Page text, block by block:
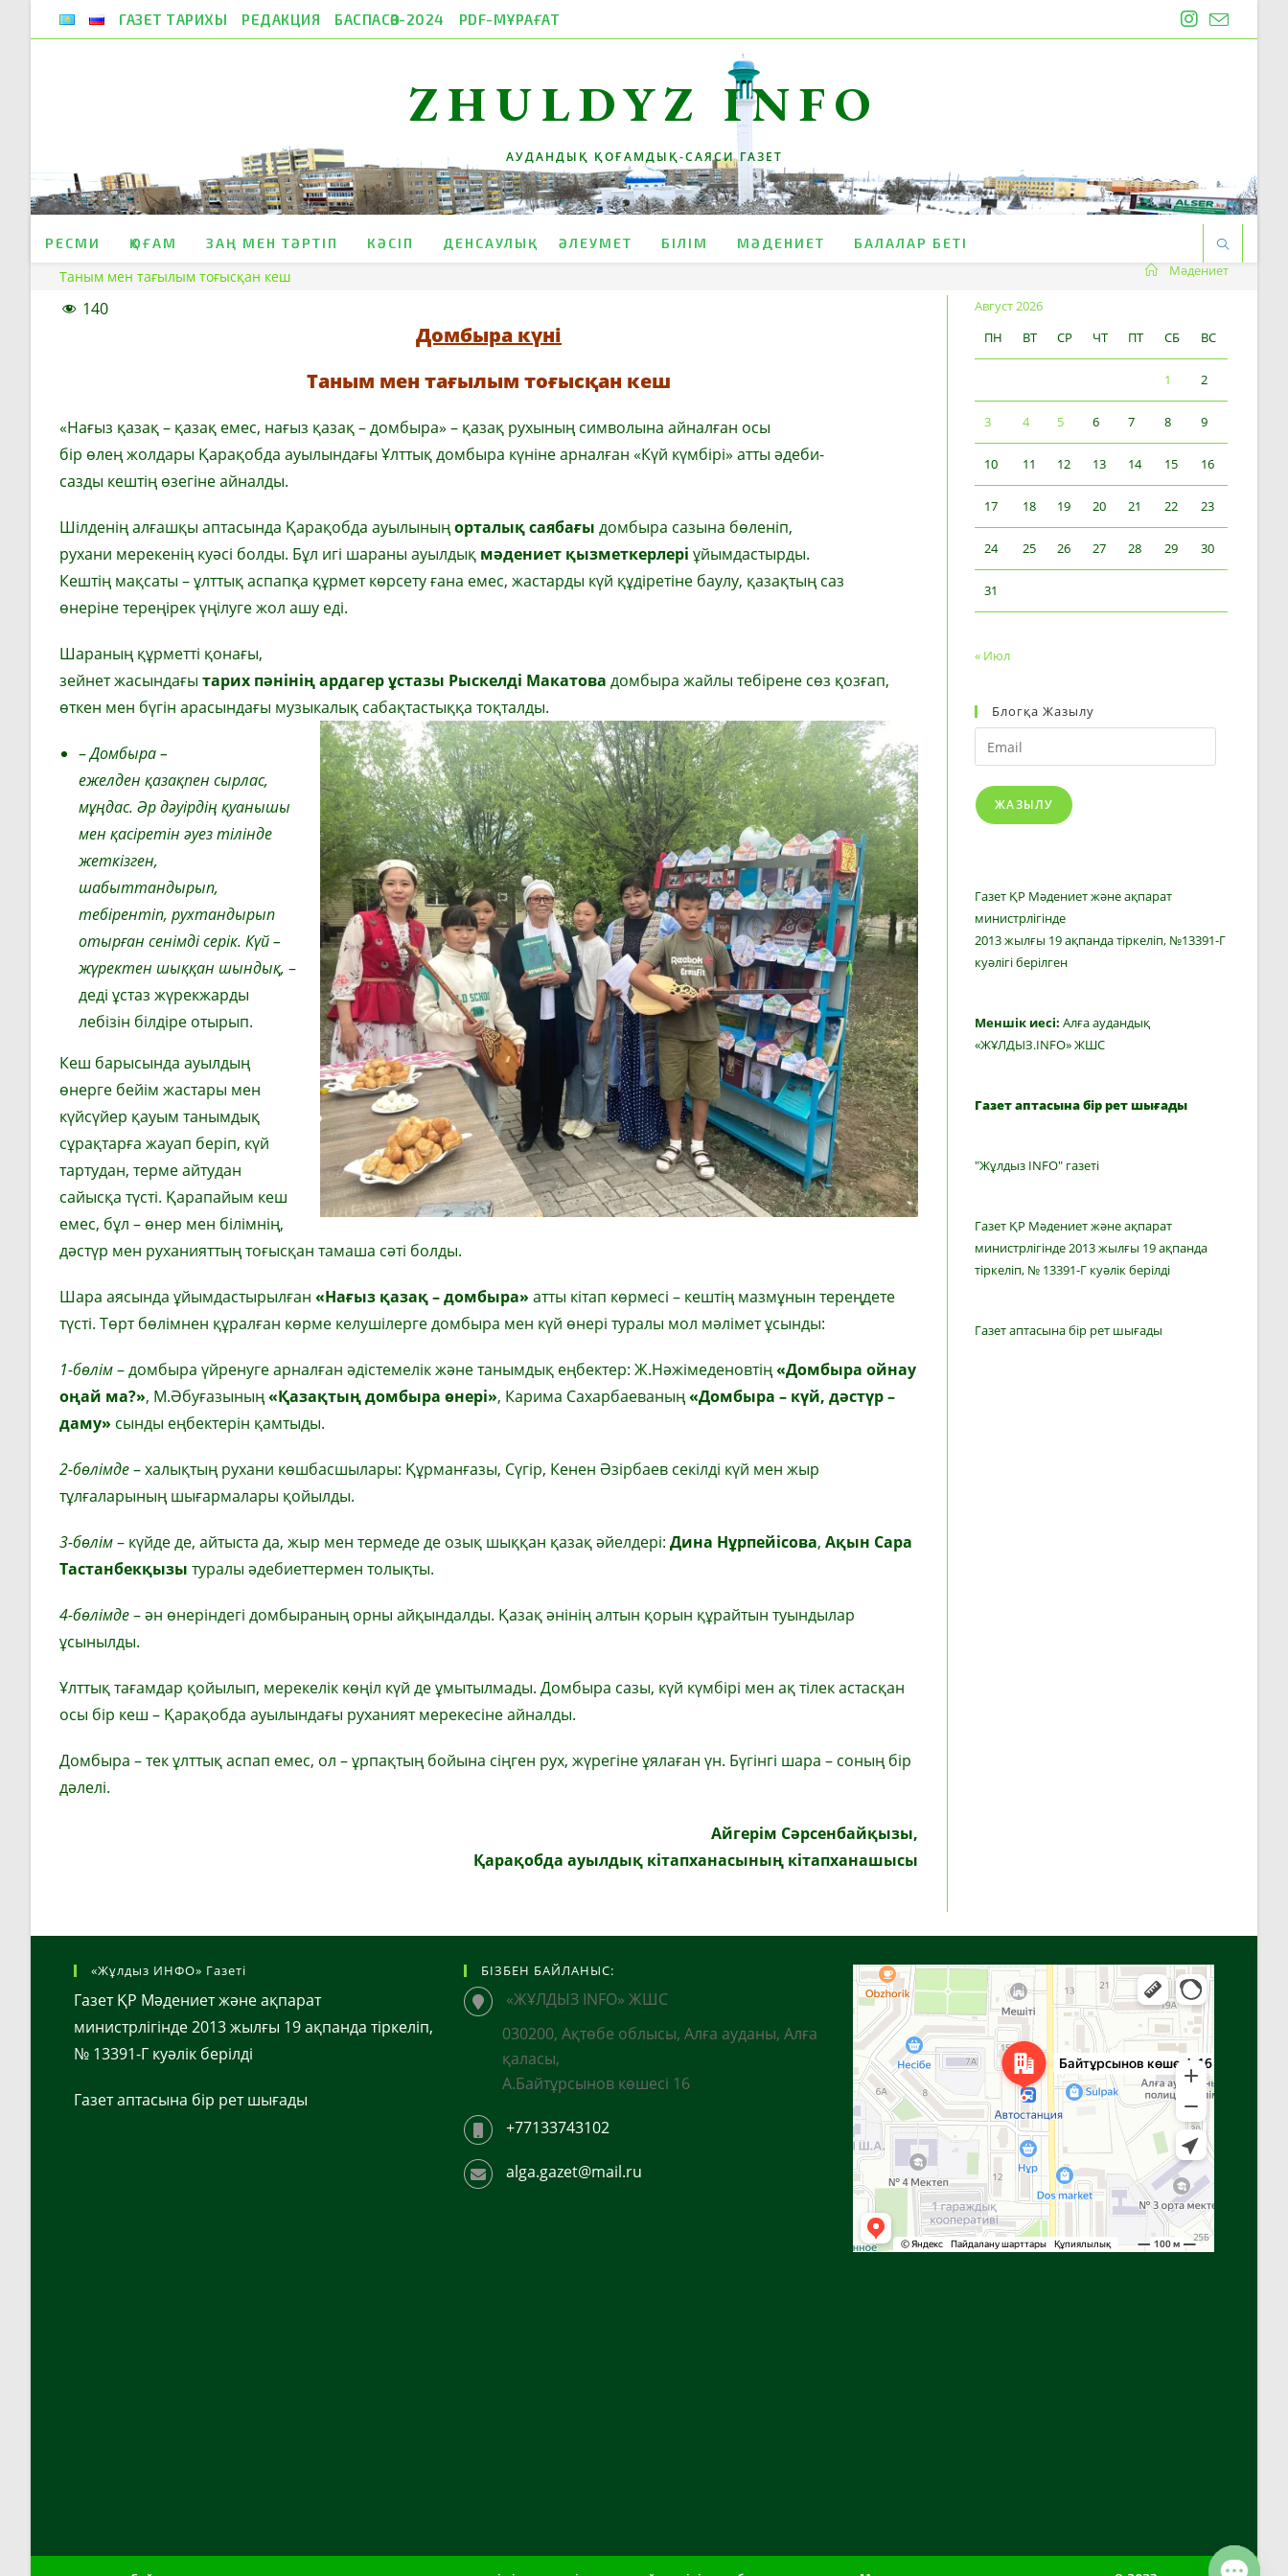
ГАЗЕТ ТАРИХЫ РЕДАКЦИЯ БАСПАСӨЗ-2024 PDF-МҰРАҒАТ
ZHULDYZ INFO
АУДАНДЫҚ ҚОҒАМДЫҚ-САЯСИ ГАЗЕТ
РЕСМИ ҚОҒАМ ЗАҢ МЕН ТӘРТІП КӘСІП ДЕНСАУЛЫҚ ӘЛЕУМЕТ БІЛІМ МӘДЕНИЕТ БАЛАЛАР БЕТІ
Таным мен тағылым тоғысқан кеш Мәдениет
140
Домбыра күні
Таным мен тағылым тоғысқан кеш
«Нағыз қазақ – қазақ емес, нағыз қазақ – домбыра» – қазақ рухының символына айналған осы
бір өлең жолдары Қарақобда ауылындағы Ұлттық домбыра күніне арналған «Күй күмбірі» атты әдеби-
сазды кештің өзегіне айналды.
Шілденің алғашқы аптасында Қарақобда ауылыныңорталықсаябағы домбыра сазына бөленіп,
рухани мерекенің куәсі болды. Бұл игі шараны ауылдық мәдениет қызметкерлері ұйымдастырды.
Кештің мақсаты – ұлттық аспапқа құрмет көрсету ғана емес, жастарды күй құдіретіне баулу, қазақтың саз
өнеріне тереңірек үңілуге жол ашу еді.
Шараның құрметті қонағы,
зейнет жасындағы тарих пәнініңардагерұстазы Рыскелді Макатова домбыра жайлы тебірене сөз қозғап,
өткен мен бүгін арасындағы музыкалық сабақтастыққа тоқталды.
–Домбыра–
ежелден қазақпен сырлас,
мұңдас. Әр дәуірдің қуанышы
мен қасіретін әуез тілінде
жеткізген,
шабыттандырып,
тебірентіп, рухтандырып
отырған сенімді серік. Күй –
жүректен шыққан шындық, –
деді ұстаз жүрекжарды
лебізін білдіре отырып.
Кеш барысында ауылдың
өнерге бейім жастары мен
күйсүйер қауым танымдық
сұрақтарға жауап беріп, күй
тартудан, терме айтудан
сайысқа түсті. Қарапайым кеш
емес, бұл – өнер мен білімнің,
дәстүр мен руханияттың тоғысқан тамаша сәті болды.
Шара аясында ұйымдастырылған «Нағыз қазақ – домбыра» атты кітап көрмесі – кештің мазмұнын тереңдете
түсті. Төрт бөлімнен құралған көрме келушілерге домбыра мен күй өнері туралы мол мәлімет ұсынды:
1-бөлім– домбыра үйренуге арналған әдістемелік және танымдық еңбектер: Ж.Нәжімеденовтің«Домбыра ойнау
оңай ма?», М.Әбуғазының«Қазақтың домбыра өнері», Карима Сахарбаеваның«Домбыра – күй, дәстүр –
даму» сынды еңбектерін қамтыды.
2-бөлімде– халықтың рухани көшбасшылары: Құрманғазы, Сүгір, Кенен Әзірбаев секілді күй мен жыр
тұлғаларының шығармалары қойылды.
3-бөлім– күйде де, айтыста да, жыр мен термеде де озық шыққан қазақ әйелдері: Дина Нұрпейісова, Ақын Сара
Тастанбекқызы туралы әдебиеттермен толықты.
4-бөлімде– ән өнеріндегі домбыраның орны айқындалды. Қазақ әнінің алтын қорын құрайтын туындылар
ұсынылды.
Ұлттық тағамдар қойылып, мерекелік көңіл күй де ұмытылмады. Домбыра сазы, күй күмбірі мен ақ тілек астасқан
осы бір кеш – Қарақобда ауылындағы руханият мерекесіне айналды.
Домбыра – тек ұлттық аспап емес, ол – ұрпақтың бойына сіңген рух, жүрегіне ұялаған үн. Бүгінгі шара – соның бір
дәлелі.
Айгерім Сәрсенбайқызы,
Қарақобда ауылдық кітапханасының кітапханашысы
Август 2026
ПН
ВТ СР ЧТ ПТ СБ ВС
1 2
3 4 5 6 7 8 9
10 11 12 13 14 15 16
17 18 19 20 21 22 23
24 25 26 27 28 29 30
31
« Июл
Блогқа Жазылу
Email
ЖАЗЫЛУ
Газет ҚР Мәдениет және ақпарат
министрлігінде
2013 жылғы 19 ақпанда тіркеліп, №13391-Г
куәлігі берілген
Меншік иесі: Алға аудандық
«ЖҰЛДЫЗ.INFO» ЖШС
Газет аптасына бір рет шығады
"Жұлдыз INFO" газеті
Газет ҚР Мәдениет және ақпарат
министрлігінде 2013 жылғы 19 ақпанда
тіркеліп, № 13391-Г куәлік берілді
Газет аптасына бір рет шығады
«Жұлдыз ИНФО» Газеті
Газет ҚР Мәдениет және ақпарат
министрлігінде 2013 жылғы 19 ақпанда тіркеліп,
№ 13391-Г куәлік берілді
Газет аптасына бір рет шығады
БІЗБЕН БАЙЛАНЫС:
«ЖҰЛДЫЗ INFO» ЖШС
030200, Ақтөбе облысы, Алға ауданы, Алға
қаласы,
А.Байтұрсынов көшесі 16
+77133743102
alga.gazet@mail.ru
Алға
Яндекс Карталар — көлік, навигация, орындарды іздеу